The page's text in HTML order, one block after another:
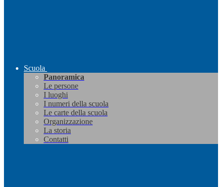
Scuola
Panoramica
Le persone
I luoghi
I numeri della scuola
Le carte della scuola
Organizzazione
La storia
Contatti